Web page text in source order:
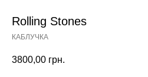
Rolling Stones
КАБЛУЧКА
3800,00 грн.